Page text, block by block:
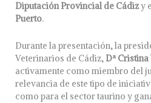
Diputación Provincial de Cádizy
Puerto.
Durante la presentación, la
Veterinarios de Cádiz, Dª
activamente como miembro del
relevancia de este tipo de
como para el sector taurino y